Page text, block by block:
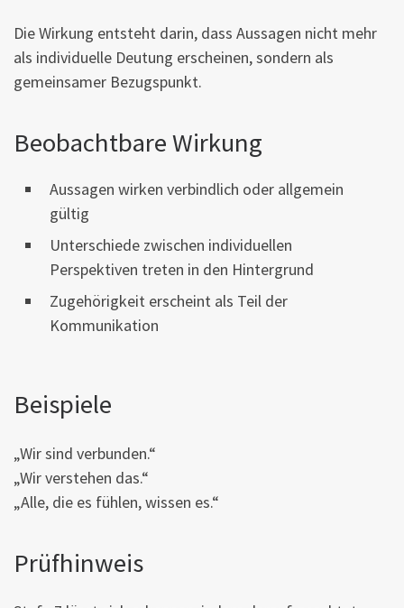
Die Wirkung entsteht darin, dass Aussagen nicht mehr
als individuelle Deutung erscheinen, sondern als
gemeinsamer Bezugspunkt.
Beobachtbare Wirkung
Aussagen wirken verbindlich oder allgemein
gültig
Unterschiede zwischen individuellen
Perspektiven treten in den Hintergrund
Zugehörigkeit erscheint als Teil der
Kommunikation
Beispiele
„Wir sind verbunden.“
„Wir verstehen das.“
„Alle, die es fühlen, wissen es.“
Prüfhinweis